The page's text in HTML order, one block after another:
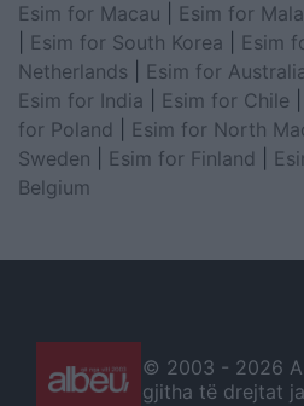
Esim for Macau
Esim for
Esim for South Korea Esim
Netherlands
Esim for
Esim for India
Esim for Chile
for Poland
Esim for North
Sweden
Esim for Finland
Belgium
© 2003 - 2026
gjitha të drejtat